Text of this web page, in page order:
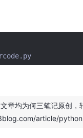
create_batch_qrcode.py
章均为何三笔记原创，
article/